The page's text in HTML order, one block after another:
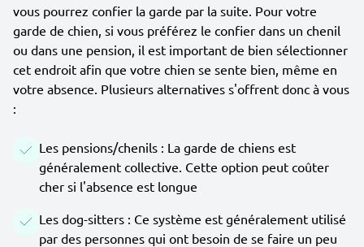
vous pourrez confier la garde par la suite. Pour votre
garde de chien, si vous préférez le confier dans un chenil
ou dans une pension, il est important de bien sélectionner
cet endroit afin que votre chien se sente bien, même en
votre absence. Plusieurs alternatives s'offrent donc à vous
:
Les pensions/chenils : La garde de chiens est
généralement collective. Cette option peut coûter
cher si l'absence est longue
Les dog-sitters : Ce système est généralement utilisé
par des personnes qui ont besoin de se faire un peu